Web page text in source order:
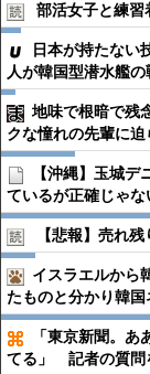
部活女子と練習
日本が持たない
人が韓国型潜水艦
地味で根暗で残
クな憧れの先輩に
【沖縄】玉城
ているが正確じゃ
【悲報】売れ
イスラエルから
たものと分かり韓
「東京新聞。
てる」 記者の質問